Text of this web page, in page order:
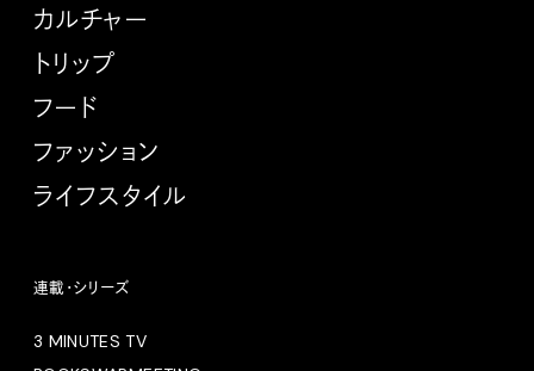
カルチャー
トリップ
フード
ファッション
ライフスタイル
連載・シリーズ
3 MINUTES TV